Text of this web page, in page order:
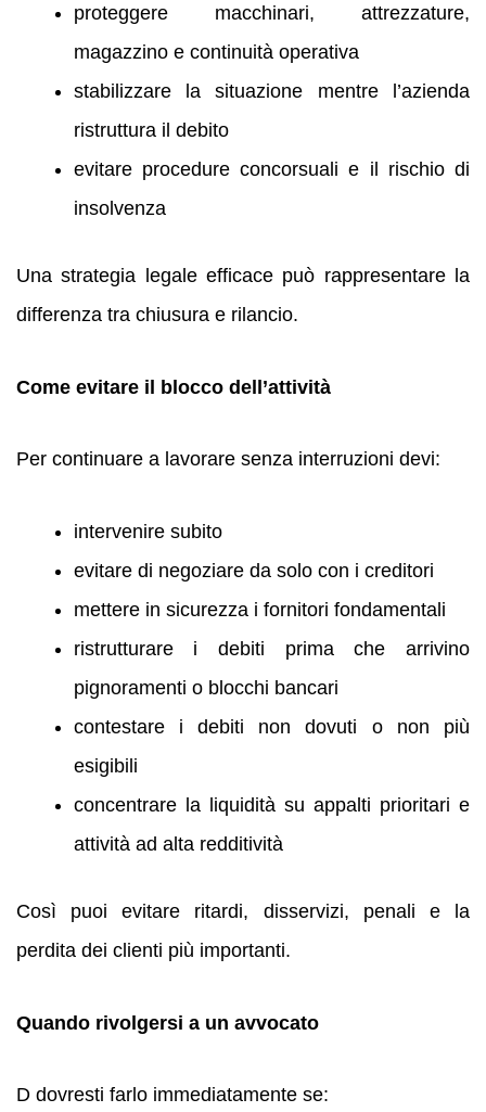
proteggere macchinari, attrezzature,
magazzino e continuità operativa
stabilizzare la situazione mentre l’azienda
ristruttura il debito
evitare procedure concorsuali e il rischio di
insolvenza
Una strategia legale efficace può rappresentare la
differenza tra chiusura e rilancio.
Come evitare il blocco dell’attività
Per continuare a lavorare senza interruzioni devi:
intervenire subito
evitare di negoziare da solo con i creditori
mettere in sicurezza i fornitori fondamentali
ristrutturare i debiti prima che arrivino
pignoramenti o blocchi bancari
contestare i debiti non dovuti o non più
esigibili
concentrare la liquidità su appalti prioritari e
attività ad alta redditività
Così puoi evitare ritardi, disservizi, penali e la
perdita dei clienti più importanti.
Quando rivolgersi a un avvocato
D dovresti farlo immediatamente se: